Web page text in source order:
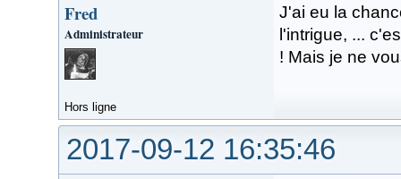
Fred
Administrateur
J'ai eu la
l'intrigue, ...
! Mais je ne
Hors ligne
2017-09-12 16:35:46